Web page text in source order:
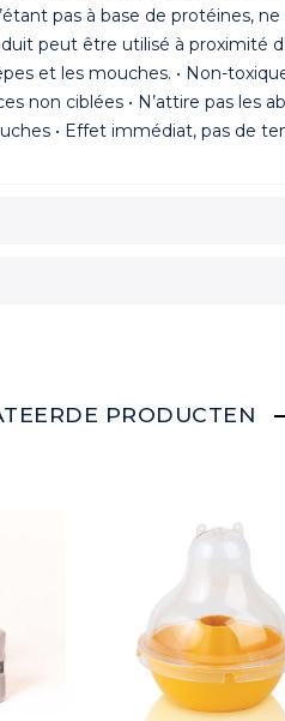
pas à base de protéines,
peut être utilisé à proximité
et les mouches. • Non-toxique
non ciblées • N’attire pas les
• Effet immédiat, pas de
PRODUCTEN